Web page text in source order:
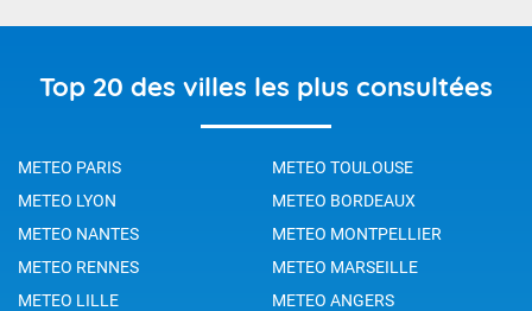
Top 20 des villes les plus consultées
METEO PARIS
METEO TOULOUSE
METEO LYON
METEO BORDEAUX
METEO NANTES
METEO MONTPELLIER
METEO RENNES
METEO MARSEILLE
METEO LILLE
METEO ANGERS